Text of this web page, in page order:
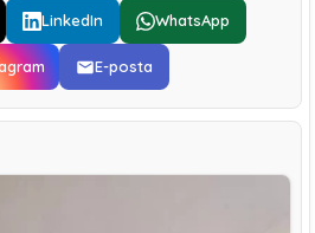
LinkedIn WhatsApp
E-posta